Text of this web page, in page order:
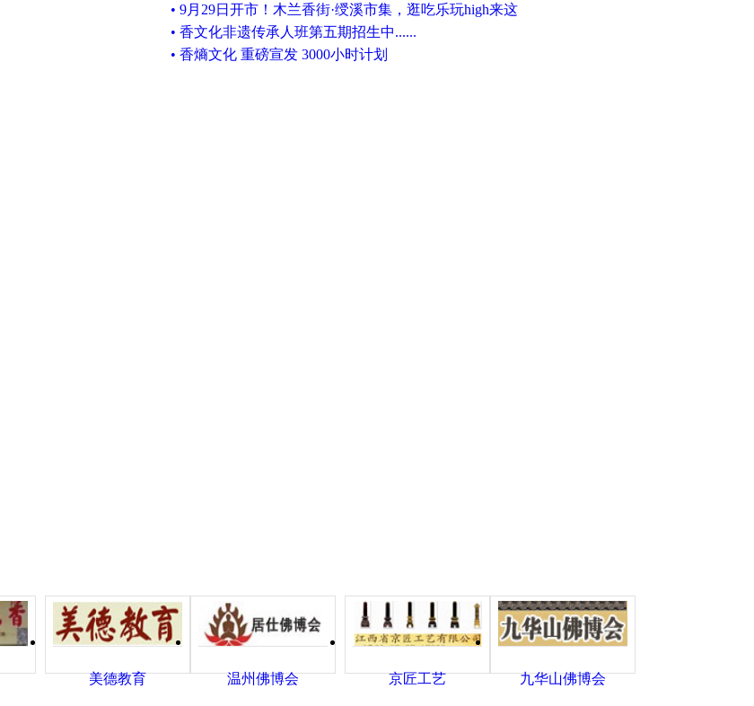
• 9月29日开市！木兰香街·绶溪市集，逛吃乐玩high来这
• 香文化非遗传承人班第五期招生中......
• 香熵文化 重磅宣发 3000小时计划
美德教育 温州佛博会 京匠工艺 九华山佛博会